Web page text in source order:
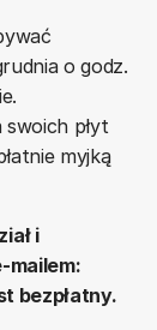
o godz.
płyt
myjką
i
mailem:
bezpłatny.